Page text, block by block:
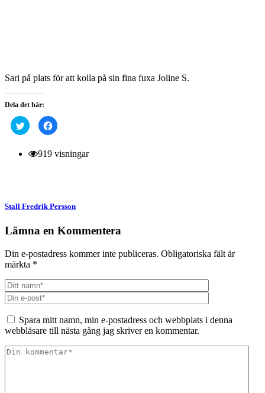
Sari på plats för att kolla på sin fina fuxa Joline S.
Dela det här:
Klicka
för
på
Twitter
Klicka
för
på
Facebook
919 visningar
Stall Fredrik Persson
Lämna en Kommentera
Din e-postadress kommer inte publiceras. Obligatoriska fält är
märkta *
Spara mitt namn, min e-postadress och webbplats i denna
webbläsare till nästa gång jag skriver en kommentar.